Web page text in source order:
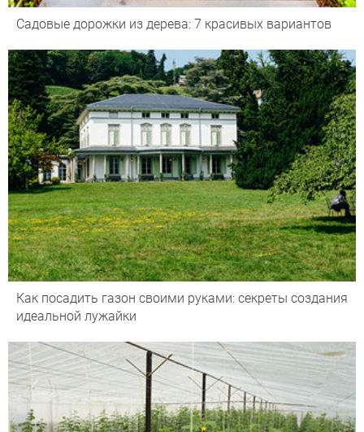
Садовые дорожки из дерева: 7 красивых вариантов
Как посадить газон своими руками: секреты создания
идеальной лужайки